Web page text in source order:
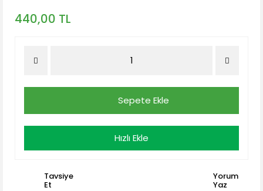
440,00 TL
Sepete Ekle
Hızlı Ekle
Tavsiye
Et
Yorum
Yaz